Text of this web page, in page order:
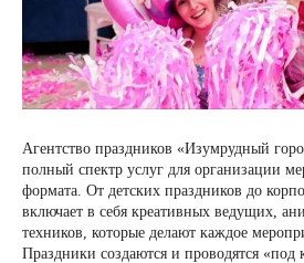
Агентство праздников «Изумрудный
полный спектр услуг для организации
формата. От детских праздников до
включает в себя креативных ведущих,
техников, которые делают каждое
Праздники создаются и проводятся «под